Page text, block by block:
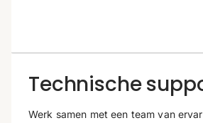
Technische
Werk samen met een team van